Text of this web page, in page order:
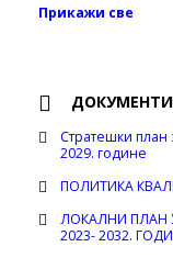
Прикажи све
ДОКУМЕНТИ
Стратешки план
2029. године
ПОЛИТИКА
ЛОКАЛНИ ПЛАН
2023- 2032.